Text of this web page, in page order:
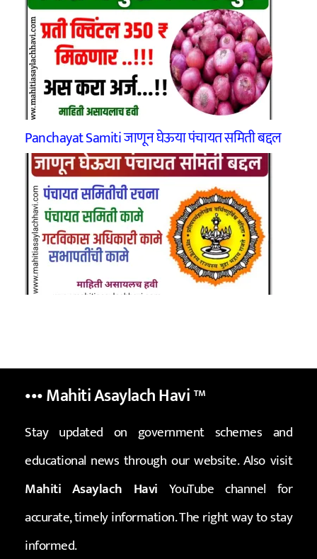
Panchayat Samiti जाणून घेऊया पंचायत समिती बद्दल
••• Mahiti Asaylach Havi™
Stay updated on government schemes and
educational news through our website. Also visit
Mahiti Asaylach Havi YouTube channel for
accurate, timely information. The right way to stay
informed.